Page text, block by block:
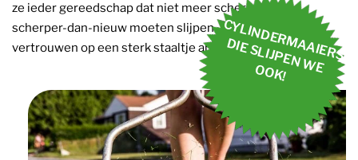
ze ieder gereedschap dat niet meer scherp is, weer
scherper-dan-nieuw moeten slijpen. Je kunt bij ons
vertrouwen op een sterk staaltje ambacht.C
Y
L
IN
D
E
R
M
A
A
IE
R
S
,
D
IE
S
L
IJP
E
N
W
E
O
O
K
!